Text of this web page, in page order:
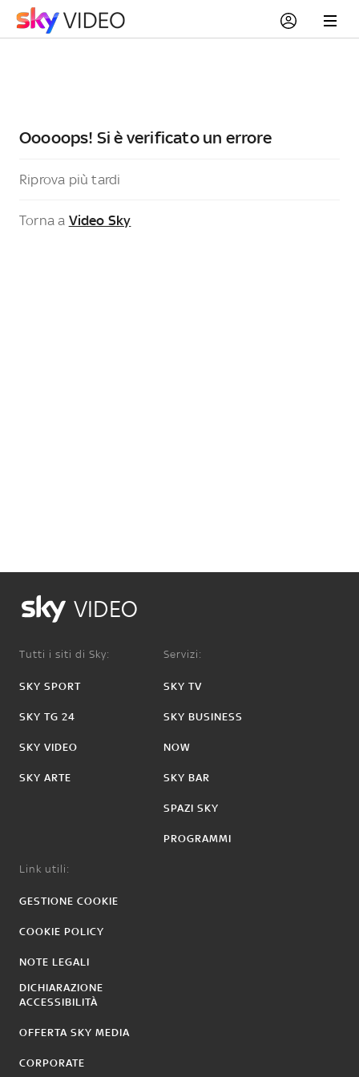
Ooooops! Si è verificato un errore
Riprova più tardi
Torna a Video Sky
VIDEO
Tutti i siti di Sky:
SKY SPORT
SKY TG 24
SKY VIDEO
SKY ARTE
Servizi:
SKY TV
SKY BUSINESS
NOW
SKY BAR
SPAZI SKY
PROGRAMMI
Link utili:
GESTIONE COOKIE
COOKIE POLICY
NOTE LEGALI
DICHIARAZIONE
ACCESSIBILITÀ
OFFERTA SKY MEDIA
CORPORATE